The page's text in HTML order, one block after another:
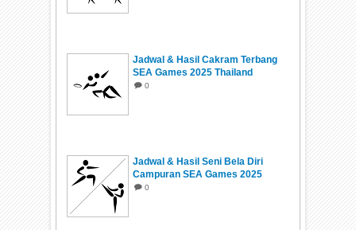
Jadwal & Hasil Cakram Terbang
SEA Games 2025 Thailand
0
Jadwal & Hasil Seni Bela Diri
Campuran SEA Games 2025
Thailand
0